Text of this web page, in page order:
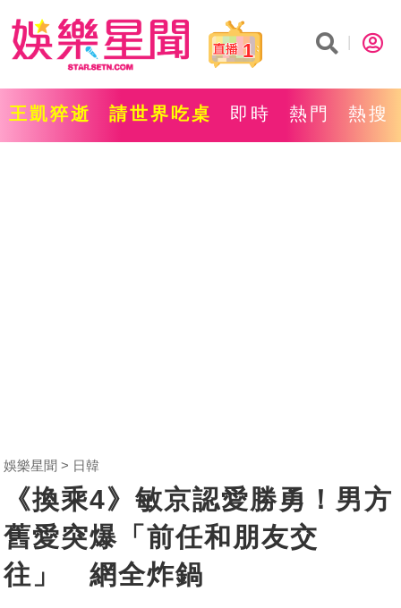
1
王凱猝逝 請世界吃桌 即時 熱門 熱搜
娛樂星聞 日韓
《換乘4》敏京認愛勝勇！男方
舊愛突爆「前任和朋友交
往」 網全炸鍋